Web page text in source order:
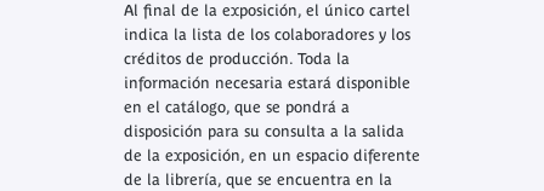
Al final de la exposición, el único cartel
indica la lista de los colaboradores y los
créditos de producción. Toda la
información necesaria estará disponible
en el catálogo, que se pondrá a
disposición para su consulta a la salida
de la exposición, en un espacio diferente
de la librería, que se encuentra en la